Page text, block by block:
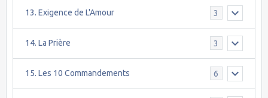
13. Exigence de L'Amour 3
14. La Prière 3
15. Les 10 Commandements 6